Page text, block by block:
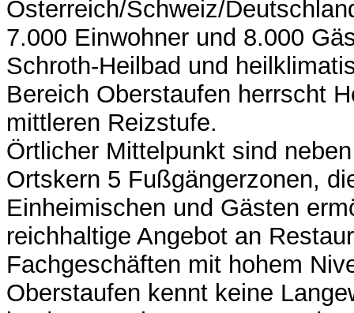
Österreich/Schweiz/
7.000 Einwohner und 8.000
Schroth-Heilbad und
Bereich Oberstaufen herrscht
mittleren Reizstufe.
Örtlicher Mittelpunkt sind
Ortskern 5 Fußgängerzonen,
Einheimischen und Gästen
reichhaltige Angebot an
Fachgeschäften mit hohem
Oberstaufen kennt keine